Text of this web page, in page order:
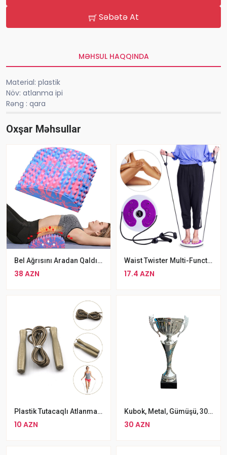
Səbətə At
MƏHSUL HAQQINDA
Material: plastik
Növ: atlanma ipi
Rəng : qara
Oxşar Məhsullar
Bel Ağrısını Aradan Qaldırmaq Üçün Yarim Silinder
38 AZN
Waist Twister Multi-Functional Bel İncəldici Disk Arıqladıcı Pilates Yoga
17.4 AZN
Plastik Tutacaqlı Atlanma İpi Kardio Üçün Effektiv Atlanma İpi
10 AZN
Kubok, Metal, Gümüşü, 30 Sm
30 AZN